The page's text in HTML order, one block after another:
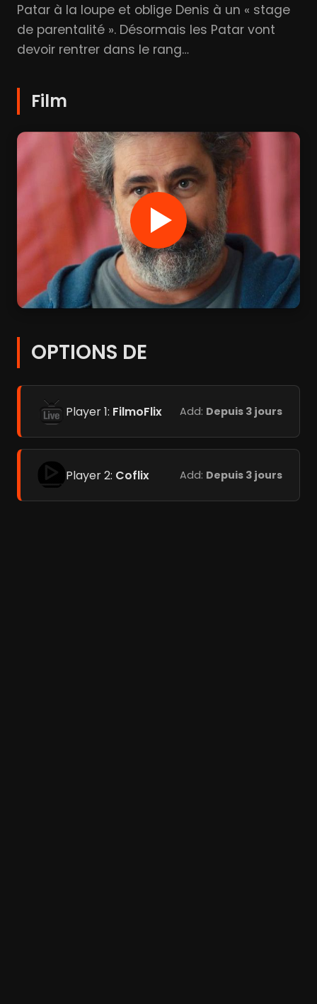
Patar à la loupe et oblige Denis à un « stage
de parentalité ». Désormais les Patar vont
devoir rentrer dans le rang…
Film
OPTIONS DE
Player 1: FilmoFlix Add: Depuis 3 jours
Player 2: Coflix Add: Depuis 3 jours